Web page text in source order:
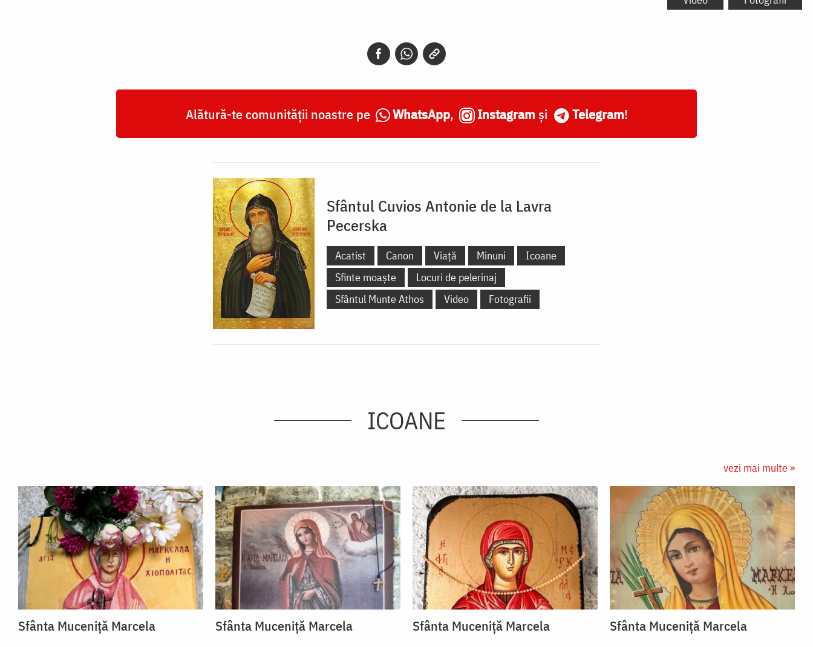
Alătură-te comunității noastre pe WhatsApp, Instagram și Telegram!
Sfântul Cuvios Antonie de la Lavra
Pecerska
Acatist Canon Viață Minuni
Icoane
Sfinte moaște
Locuri de pelerinaj
Sfântul Munte Athos
Video Fotografii
ICOANE
vezi mai multe »
Sfânta Muceniță Marcela Sfânta Muceniță Marcela Sfânta Muceniță Marcela Sfânta Muceniță Marcela